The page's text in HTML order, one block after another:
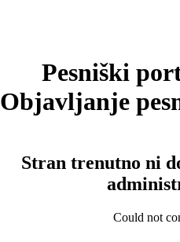
Pesniški
Objavljanje
Stran trenutno ni
Could not